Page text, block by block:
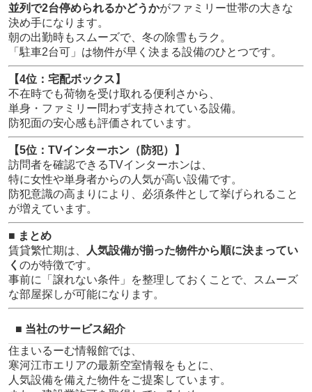
並列で2台停められるかどうかがファミリー世帯の大きな
決め手になります。
朝の出勤時もスムーズで、冬の除雪もラク。
「駐車2台可」は物件が早く決まる設備のひとつです。
【4位：宅配ボックス】
不在時でも荷物を受け取れる便利さから、
単身・ファミリー問わず支持されている設備。
防犯面の安心感も評価されています。
【5位：TVインターホン（防犯）】
訪問者を確認できるTVインターホンは、
特に女性や単身者からの人気が高い設備です。
防犯意識の高まりにより、必須条件として挙げられること
が増えています。
■ まとめ
賃貸繁忙期は、
人気設備が揃った物件から順に決まってい
く のが特徴です。
事前に「譲れない条件」を整理しておくことで、スムーズ
な部屋探しが可能になります。
■ 当社のサービス紹介
住まいるーむ情報館では、
寒河江市エリアの最新空室情報をもとに、
人気設備を備えた物件をご提案しています。